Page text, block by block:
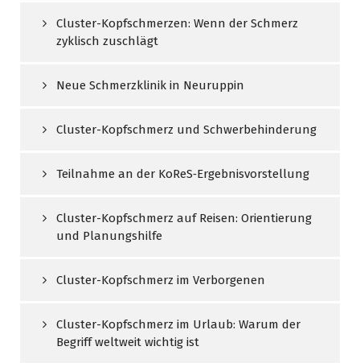
Cluster-Kopfschmerzen: Wenn der Schmerz
zyklisch zuschlägt
Neue Schmerzklinik in Neuruppin
Cluster-Kopfschmerz und Schwerbehinderung
Teilnahme an der KoReS‑Ergebnisvorstellung
Cluster-Kopfschmerz auf Reisen: Orientierung
und Planungshilfe
Cluster-Kopfschmerz im Verborgenen
Cluster-Kopfschmerz im Urlaub: Warum der
Begriff weltweit wichtig ist